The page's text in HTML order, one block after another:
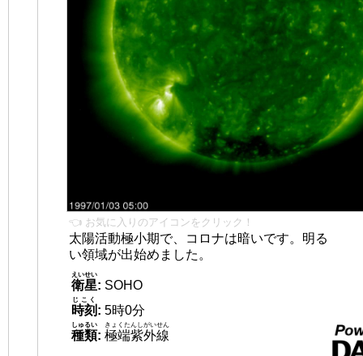
👈 お気に入りのアイコンをクリック！
太陽活動極小期で、コロナは暗いです。明る
い領域が出始めました。
衛星
えいせい
: SOHO
時刻
じこく
: 5時0分
種類
しゅるい
: 極端紫外線
きょくたんしがいせん